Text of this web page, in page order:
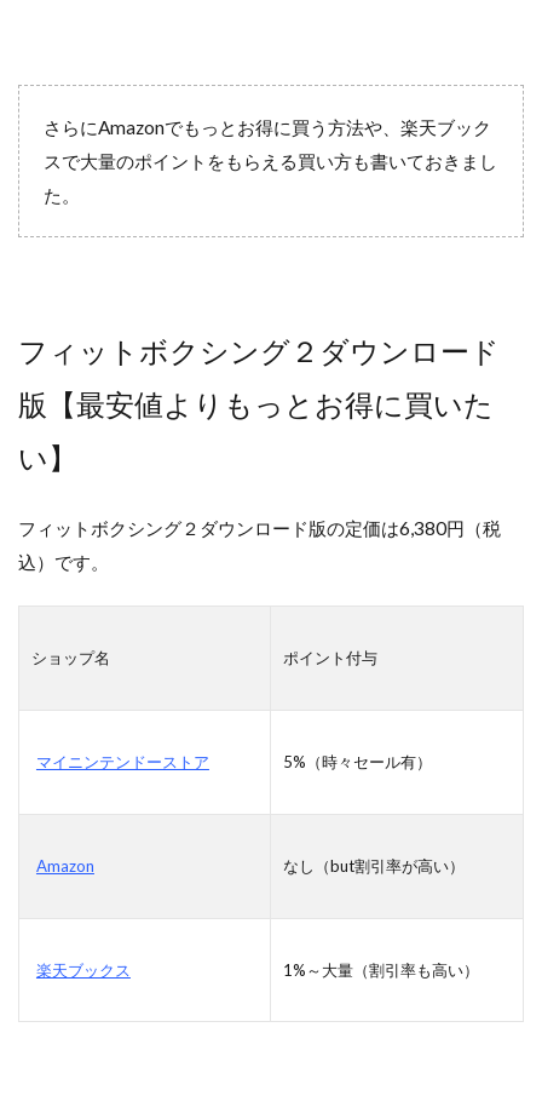
さらにAmazonでもっとお得に買う方法や、楽天ブック
スで大量のポイントをもらえる買い方も書いておきまし
た。
フィットボクシング２ダウンロード
版【最安値よりもっとお得に買いた
い】
フィットボクシング２ダウンロード版の定価は6,380円（税
込）です。
ショップ名 ポイント付与
マイニンテンドーストア 5%（時々セール有）
Amazon なし（but割引率が高い）
楽天ブックス 1%～大量（割引率も高い）